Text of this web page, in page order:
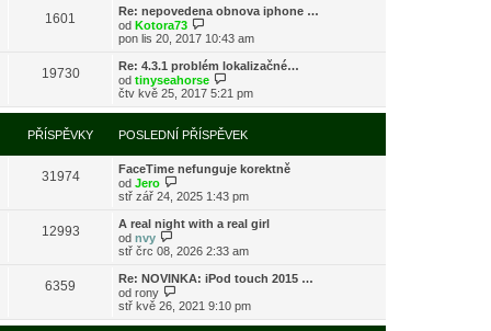
k
p
ě
v
k
í
ř
í
p
v
e
p
o
s
l
e
d
n
í
ř
p
ě
v
k
r
a
z
i
p
o
s
l
d
í
ř
í
p
ě
v
k
1601
Re: nepovedena obnova iphone …
od Kotora73
o
r
a
z
t
p
o
s
l
d
í
ř
í
s
p
ě
v
e
pon lis 20, 2017 10:43 am
19730
Re: 4.3.1 problém lokalizačné…
od tinyseahorse
o
r
a
z
i
t
o
l
d
í
ř
í
s
čtv kvě 25, 2017 5:21 pm
PŘÍSPĚVKY POSLEDNÍ PŘÍSPĚVEK
31974
FaceTime nefunguje korektně
od Jero
o
r
z
i
t
p
o
s
l
stř zář 24, 2025 1:43 pm
12993
A real night with a real girl
od nvy
o
r
a
z
t
stř črc 08, 2026 2:33 am
6359
Re: NOVINKA: iPod touch 2015 …
od rony
o
stř kvě 26, 2021 9:10 pm